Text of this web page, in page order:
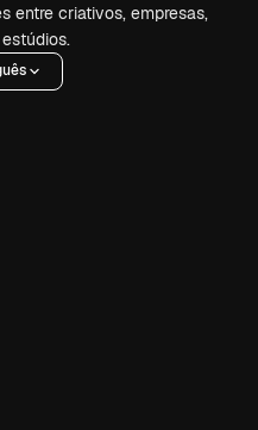
entre criativos, empresas,